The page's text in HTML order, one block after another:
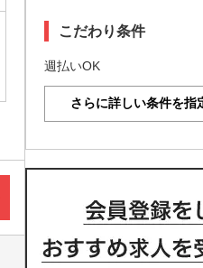
こだわり条件
週払いOK
さらに詳しい条件を指